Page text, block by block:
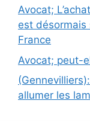
Avocat;
est désormais
France
Avocat; peut-
allumer les